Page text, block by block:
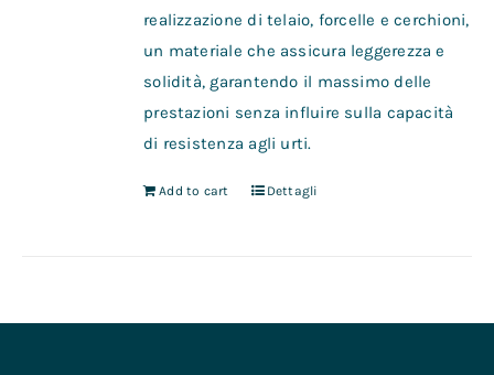
realizzazione di telaio, forcelle e cerchioni,
un materiale che assicura leggerezza e
solidità, garantendo il massimo delle
prestazioni senza influire sulla capacità
di resistenza agli urti.
Add to cart Dettagli